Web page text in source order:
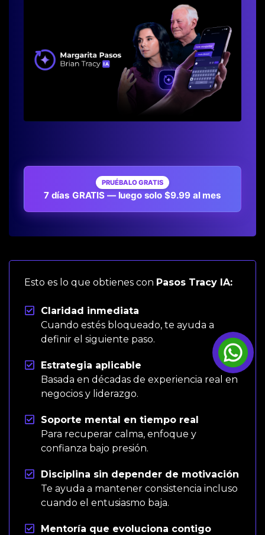
PRUÉBALO GRATIS
7 días GRATIS — luego solo $9.99 al mes
Esto es lo que obtienes con Pasos Tracy IA:
Claridad inmediata
Cuando estés bloqueado, te ayuda a
definir el siguiente paso.
Estrategia aplicable
Basada en décadas de experiencia real en
negocios y liderazgo.
Soporte mental en tiempo real
Para recuperar calma, enfoque y
confianza bajo presión.
Disciplina sin depender de motivación
Te ayuda a mantener consistencia incluso
cuando el entusiasmo baja.
Mentoría que evoluciona contigo